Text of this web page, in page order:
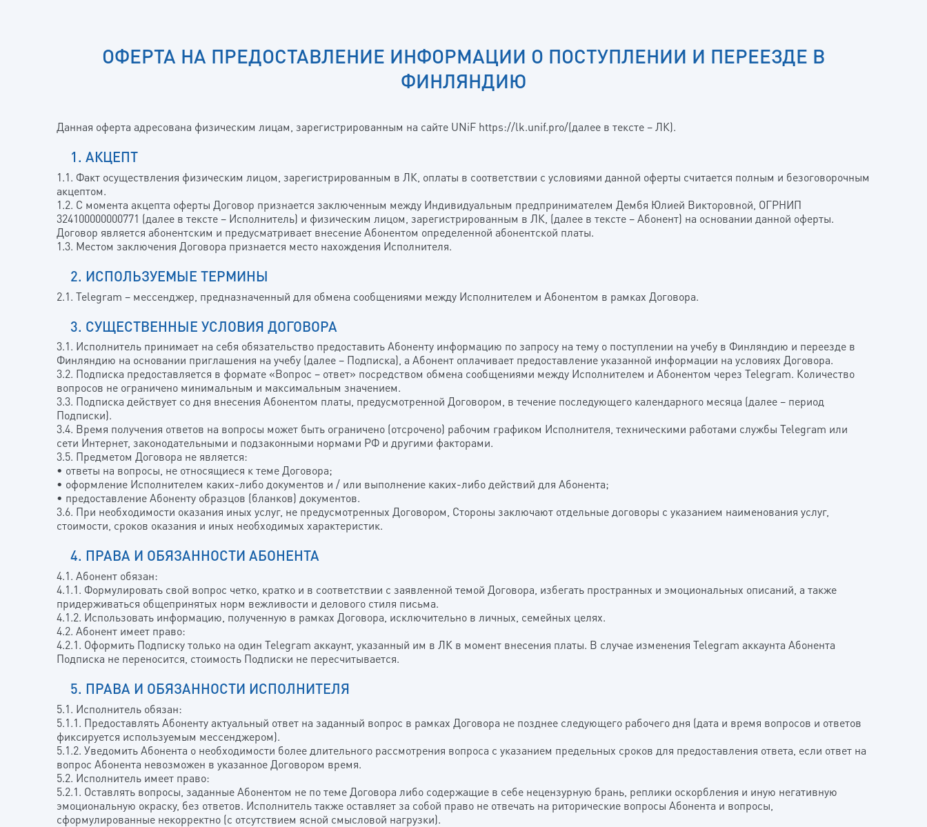
ОФЕРТА НА ПРЕДОСТАВЛЕНИЕ ИНФОРМАЦИИ О ПОСТУПЛЕНИИ И ПЕРЕЕЗДЕ В
ФИНЛЯНДИЮ
Данная оферта адресована физическим лицам, зарегистрированным на сайте UNiF https://lk.unif.pro/(далее в тексте – ЛК).
1. АКЦЕПТ
1.1. Факт осуществления физическим лицом, зарегистрированным в ЛК, оплаты в соответствии с условиями данной оферты считается полным и безоговорочным
акцептом.
1.2. С момента акцепта оферты Договор признается заключенным между Индивидуальным предпринимателем Дембя Юлией Викторовной, ОГРНИП
324100000000771 (далее в тексте – Исполнитель) и физическим лицом, зарегистрированным в ЛК, (далее в тексте – Абонент) на основании данной оферты.
Договор является абонентским и предусматривает внесение Абонентом определенной абонентской платы.
1.3. Местом заключения Договора признается место нахождения Исполнителя.
2. ИСПОЛЬЗУЕМЫЕ ТЕРМИНЫ
2.1. Telegram – мессенджер, предназначенный для обмена сообщениями между Исполнителем и Абонентом в рамках Договора.
3. СУЩЕСТВЕННЫЕ УСЛОВИЯ ДОГОВОРА
3.1. Исполнитель принимает на себя обязательство предоставить Абоненту информацию по запросу на тему о поступлении на учебу в Финляндию и переезде в
Финляндию на основании приглашения на учебу (далее – Подписка), а Абонент оплачивает предоставление указанной информации на условиях Договора.
3.2. Подписка предоставляется в формате «Вопрос – ответ» посредством обмена сообщениями между Исполнителем и Абонентом через Telegram. Количество
вопросов не ограничено минимальным и максимальным значением.
3.3. Подписка действует со дня внесения Абонентом платы, предусмотренной Договором, в течение последующего календарного месяца (далее – период
Подписки).
3.4. Время получения ответов на вопросы может быть ограничено (отсрочено) рабочим графиком Исполнителя, техническими работами службы Telegram или
сети Интернет, законодательными и подзаконными нормами РФ и другими факторами.
3.5. Предметом Договора не является:
• ответы на вопросы, не относящиеся к теме Договора;
• оформление Исполнителем каких-либо документов и / или выполнение каких-либо действий для Абонента;
• предоставление Абоненту образцов (бланков) документов.
3.6. При необходимости оказания иных услуг, не предусмотренных Договором, Стороны заключают отдельные договоры с указанием наименования услуг,
стоимости, сроков оказания и иных необходимых характеристик.
4. ПРАВА И ОБЯЗАННОСТИ АБОНЕНТА
4.1. Абонент обязан:
4.1.1. Формулировать свой вопрос четко, кратко и в соответствии с заявленной темой Договора, избегать пространных и эмоциональных описаний, а также
придерживаться общепринятых норм вежливости и делового стиля письма.
4.1.2. Использовать информацию, полученную в рамках Договора, исключительно в личных, семейных целях.
4.2. Абонент имеет право:
4.2.1. Оформить Подписку только на один Telegram аккаунт, указанный им в ЛК в момент внесения платы. В случае изменения Telegram аккаунта Абонента
Подписка не переносится, стоимость Подписки не пересчитывается.
5. ПРАВА И ОБЯЗАННОСТИ ИСПОЛНИТЕЛЯ
5.1. Исполнитель обязан:
5.1.1. Предоставлять Абоненту актуальный ответ на заданный вопрос в рамках Договора не позднее следующего рабочего дня (дата и время вопросов и ответов
фиксируется используемым мессенджером).
5.1.2. Уведомить Абонента о необходимости более длительного рассмотрения вопроса с указанием предельных сроков для предоставления ответа, если ответ на
вопрос Абонента невозможен в указанное Договором время.
5.2. Исполнитель имеет право:
5.2.1. Оставлять вопросы, заданные Абонентом не по теме Договора либо содержащие в себе нецензурную брань, реплики оскорбления и иную негативную
эмоциональную окраску, без ответов. Исполнитель также оставляет за собой право не отвечать на риторические вопросы Абонента и вопросы,
сформулированные некорректно (с отсутствием ясной смысловой нагрузки).